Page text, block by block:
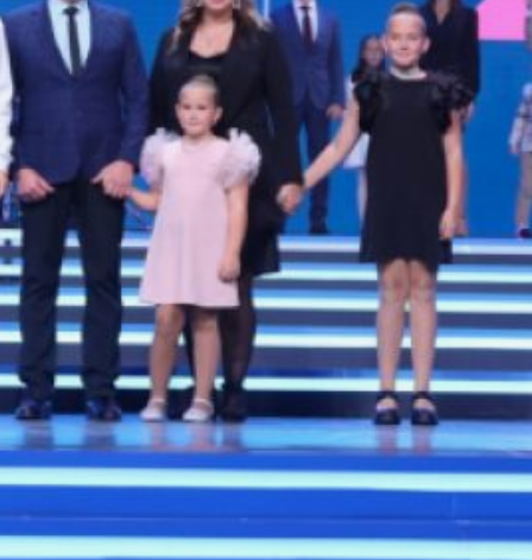
88 пар. В номинации
«Молодая семья» лучшей
стала пара из Хабаровского
края.
Как пояснили в ведомстве,
семья Гринь, победившая
в конкурсе, состоит
из четырех человек: супруга
Виталия Валерьевича, супруги
Ольги Владимировны, двух
дочерей — девятилетней
Алины и шестилетней Миланы.
Глава семьи работает
машинистом тепловоза АО
«ННК-Гаваньбункер»,
а супруга — инженером-
инспектором в АО «ДГК» СП
«ТЭЦ в г. Советская Гавань».
Старшая дочь учится в 4
классе общеобразовательной
школы, а младшая в сентябре
впервые пошла в школу.
в счастливом браке 10 лет.
В ТЕМУ: